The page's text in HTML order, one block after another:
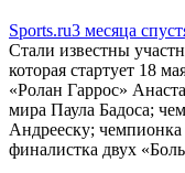
Sports.ru3 месяца
Стали известны
которая стартует 18
«Ролан Гаррос»
мира Паула Бадоса;
Андрееску;
финалистка двух